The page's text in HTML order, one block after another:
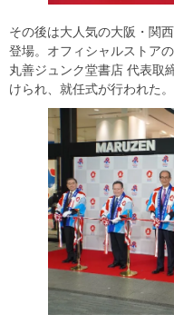
その後は大人気の大阪・関
登場。オフィシャルストア
丸善ジュンク堂書店 代表取
けられ、就任式が行われた。